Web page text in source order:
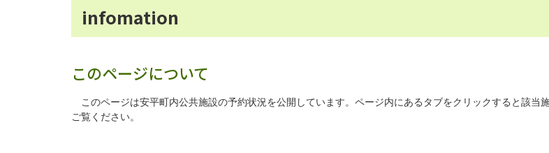
infomation
このページについて
このページは安平町内公共施設の予約状況を公開しています。ページ内にあるタブをクリックすると該当
ご覧ください。